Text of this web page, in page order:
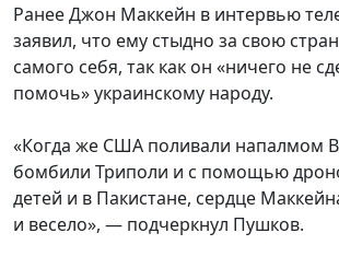
Ранее Джон Маккейн в интервью
заявил, что ему стыдно за свою
самого себя, так как он «ничего не
помочь» украинскому народу.
«Когда же США поливали напалмом
бомбили Триполи и с помощью
детей и в Пакистане, сердце
и весело», — подчеркнул Пушков.